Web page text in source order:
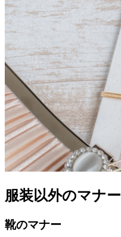
服装以外のマナー
靴のマナー